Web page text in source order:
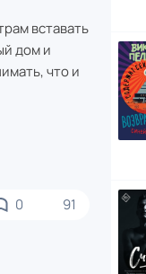
вставать
дом и
что и
0 91